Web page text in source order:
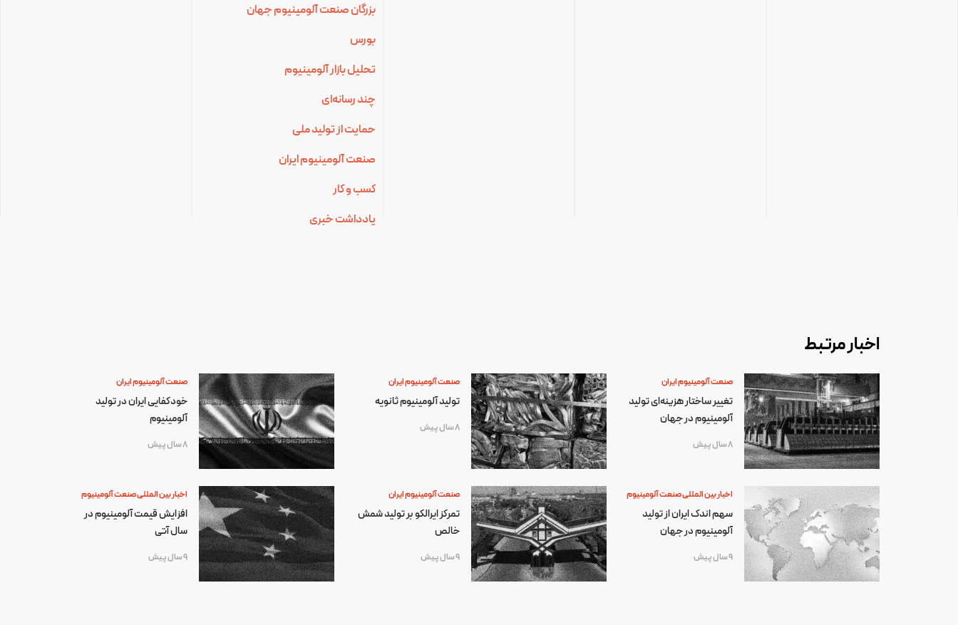
بزرگان صنعت آلومینیوم جهان
بورس
تحلیل بازار آلومینیوم
چند رسانه‌ای
حمایت از تولید ملی
صنعت آلومینیوم ایران
کسب و کار
یادداشت خبری
اخبار مرتبط
صنعت آلومینیوم ایران
تغییر ساختار هزینه‌ای تولید
آلومینیوم در جهان
8 سال پیش
صنعت آلومینیوم ایران
تولید آلومینیوم ثانویه
8 سال پیش
صنعت آلومینیوم ایران
خودکفایی ایران در تولید
آلومینیوم
8 سال پیش
اخبار بین المللی صنعت آلومینیوم
سهم اندک ایران از تولید
آلومینیوم در جهان
9 سال پیش
صنعت آلومینیوم ایران
تمرکز ایرالکو بر تولید شمش
خالص
9 سال پیش
اخبار بین المللی صنعت آلومینیوم
افزایش قیمت آلومینیوم در
سال آتی
9 سال پیش